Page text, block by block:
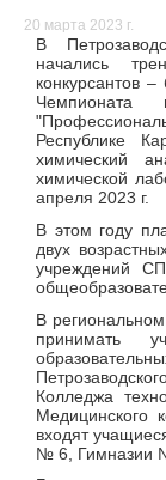
20 марта 2023 г.
В
начались
конкурсантов
Чемпионата
Республике
химический
химической
апреля 2023 г.
В этом году
двух
учреждений
В
принимать
Колледжа
Медицинского
входят
№ 6, Гимназии